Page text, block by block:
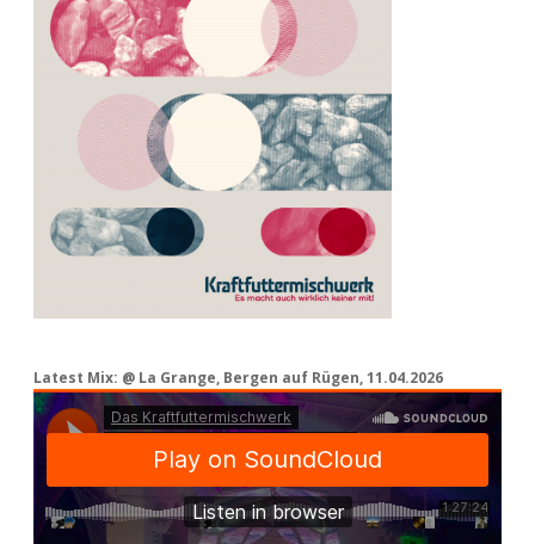
Latest Mix: @ La Grange, Bergen auf Rügen, 11.04.2026